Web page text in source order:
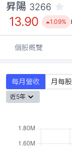
昇陽 3266
13.90 1.09%
個股概覽
每月營收 月每
近5年